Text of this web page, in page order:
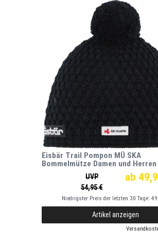
Eisbär Trail Pompon MÜ SKA
Bommelmütze Damen und Herren
UVP
54,95 €
ab
Niedrigster Preis der letzten 30 Tage:
Artikel anzeigen